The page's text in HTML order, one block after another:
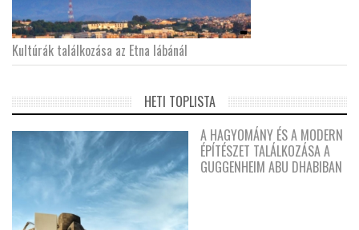
Kultúrák találkozása az Etna lábánál
HETI TOPLISTA
A HAGYOMÁNY ÉS A MODERN
ÉPÍTÉSZET TALÁLKOZÁSA A
GUGGENHEIM ABU DHABIBAN